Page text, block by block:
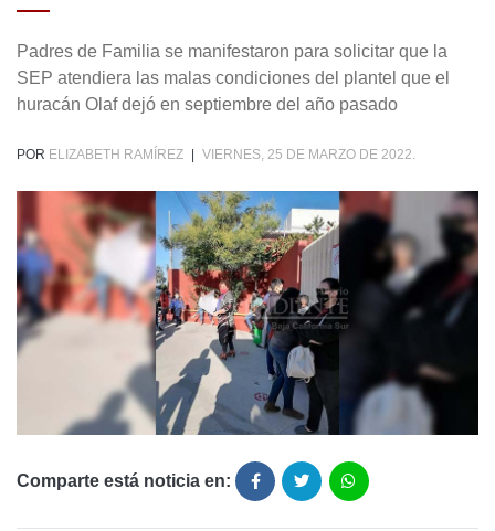
Padres de Familia se manifestaron para solicitar que la
SEP atendiera las malas condiciones del plantel que el
huracán Olaf dejó en septiembre del año pasado
POR ELIZABETH RAMÍREZ VIERNES, 25 DE MARZO DE 2022.
Comparte está noticia en: